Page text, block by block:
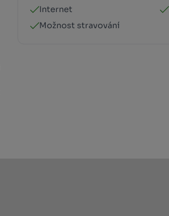
Internet
Možnost stravování